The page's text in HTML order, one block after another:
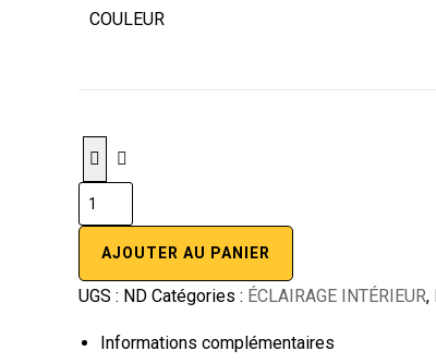
COULEUR
AJOUTER AU PANIER
UGS : ND Catégories : ÉCLAIRAGE INTÉRIEUR,
Informations complémentaires